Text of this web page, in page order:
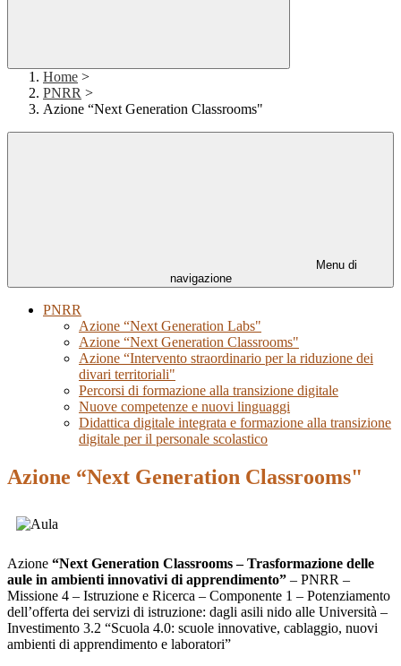
Home >
PNRR >
Azione “Next Generation Classrooms"
Menu di
navigazione
PNRR
Azione “Next Generation Labs"
Azione “Next Generation Classrooms"
Azione “Intervento straordinario per la riduzione dei
divari territoriali"
Percorsi di formazione alla transizione digitale
Nuove competenze e nuovi linguaggi
Didattica digitale integrata e formazione alla transizione
digitale per il personale scolastico
Azione “Next Generation Classrooms"
Azione “Next Generation Classrooms – Trasformazione delle
aule in ambienti innovativi di apprendimento” – PNRR –
Missione 4 – Istruzione e Ricerca – Componente 1 – Potenziamento
dell’offerta dei servizi di istruzione: dagli asili nido alle Università –
Investimento 3.2 “Scuola 4.0: scuole innovative, cablaggio, nuovi
ambienti di apprendimento e laboratori”